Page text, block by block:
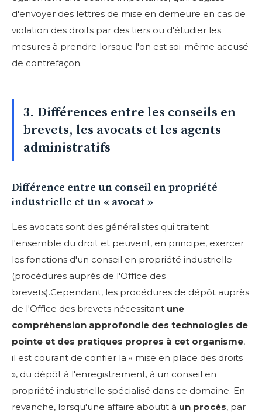
d'envoyer des lettres de mise en demeure en cas de
violation des droits par des tiers ou d'étudier les
mesures à prendre lorsque l'on est soi-même accusé
de contrefaçon.
3. Différences entre les conseils en
brevets, les avocats et les agents
administratifs
Différence entre un conseil en propriété
industrielle et un « avocat »
Les avocats sont des généralistes qui traitent
l'ensemble du droit et peuvent, en principe, exercer
les fonctions d'un conseil en propriété industrielle
(procédures auprès de l'Office des
brevets).Cependant, les procédures de dépôt auprès
de l'Office des brevets nécessitant une
compréhension approfondie des technologies de
pointe et des pratiques propres à cet organisme,
il est courant de confier la « mise en place des droits
», du dépôt à l'enregistrement, à un conseil en
propriété industrielle spécialisé dans ce domaine. En
revanche, lorsqu'une affaire aboutit à un procès, par